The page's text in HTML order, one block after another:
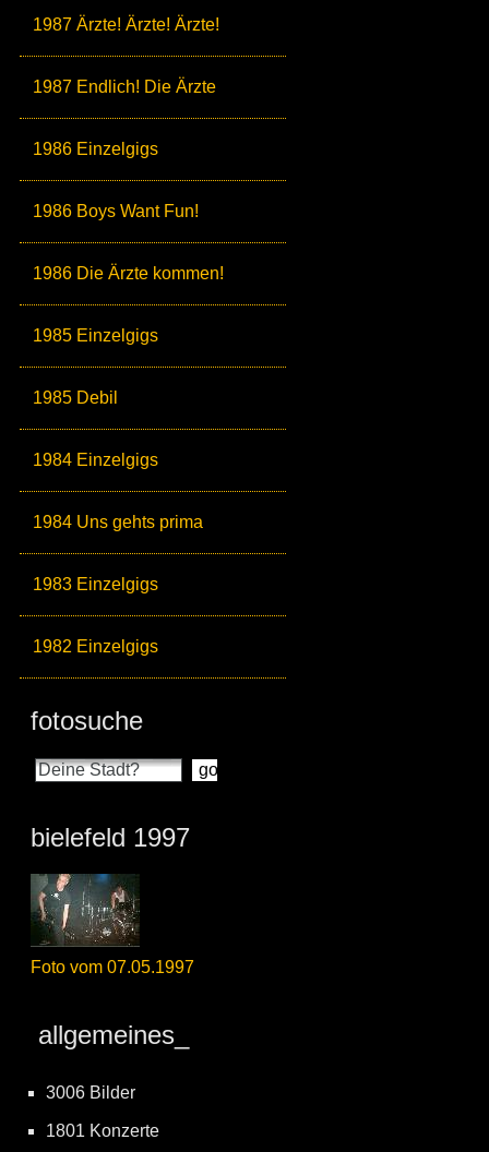
1987 Ärzte! Ärzte! Ärzte!
1987 Endlich! Die Ärzte
1986 Einzelgigs
1986 Boys Want Fun!
1986 Die Ärzte kommen!
1985 Einzelgigs
1985 Debil
1984 Einzelgigs
1984 Uns gehts prima
1983 Einzelgigs
1982 Einzelgigs
fotosuche
bielefeld 1997
Foto vom 07.05.1997
allgemeines_
3006 Bilder
1801 Konzerte